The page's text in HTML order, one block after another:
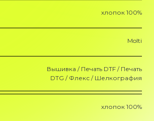
хлопок 100%
Molti
Вышивка / Печать DTF / Печать
DTG / Флекс / Шелкография
хлопок 100%